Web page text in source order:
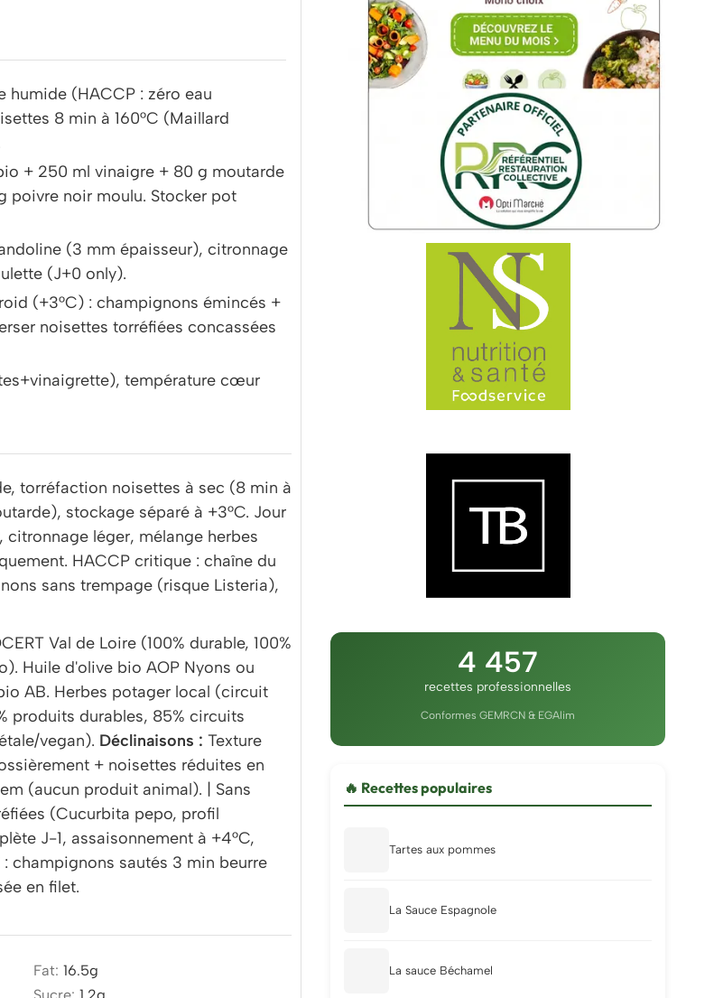
humide (HACCP : zéro eau
8 min à 160°C (Maillard
+ 250 ml vinaigre + 80 g moutarde
poivre noir moulu. Stocker pot
(3 mm épaisseur), citronnage
(J+0 only).
(+3°C) : champignons émincés +
noisettes torréfiées concassées
température cœur
torréfaction noisettes à sec (8 min à
stockage séparé à +3°C. Jour
léger, mélange herbes
HACCP critique : chaîne du
sans trempage (risque Listeria),
Val de Loire (100% durable, 100%
Huile d'olive bio AOP Nyons ou
AB. Herbes potager local (circuit
produits durables, 85% circuits
vegan). Déclinaisons : Texture
+ noisettes réduites en
(aucun produit animal). | Sans
(Cucurbita pepo, profil
J-1, assaisonnement à +4°C,
champignons sautés 3 min beurre
en filet.
Fat: 16.5g
Sucre: 1.2g
4 457
recettes professionnelles
Conformes GEMRCN & EGAlim
🔥 Recettes populaires
Tartes aux pommes
La Sauce Espagnole
La sauce Béchamel